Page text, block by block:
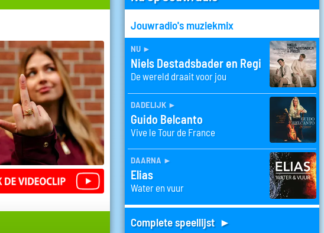
Jouwradio's muziekmix
nu ►
Niels Destadsbader en Regi
De wereld draait voor jou
dadelijk ►
Guido Belcanto
Vive le Tour de France
daarna ►
Elias
Water en vuur
Complete speellijst ►